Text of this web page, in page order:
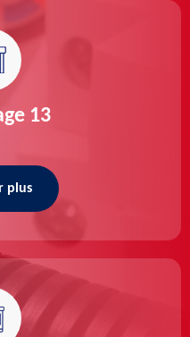
13
plus